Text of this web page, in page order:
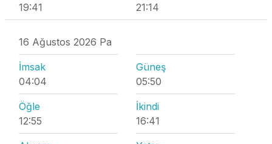
19:41
21:14
16 Ağustos 2026 Pa
İmsak
04:04
Güneş
05:50
Öğle
12:55
İkindi
16:41